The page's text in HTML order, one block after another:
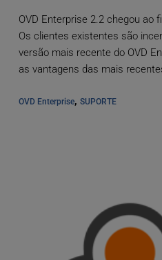
OVD Enterprise 2.2 chegou ao
Os clientes existentes são
versão mais recente do OVD
as vantagens das mais
OVD Enterprise, SUPORTE